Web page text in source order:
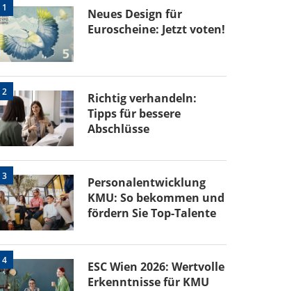
1
Neues Design für
Euroscheine: Jetzt voten!
2
Richtig verhandeln:
Tipps für bessere
Abschlüsse
3
Personalentwicklung
KMU: So bekommen und
fördern Sie Top-Talente
4
ESC Wien 2026: Wertvolle
Erkenntnisse für KMU